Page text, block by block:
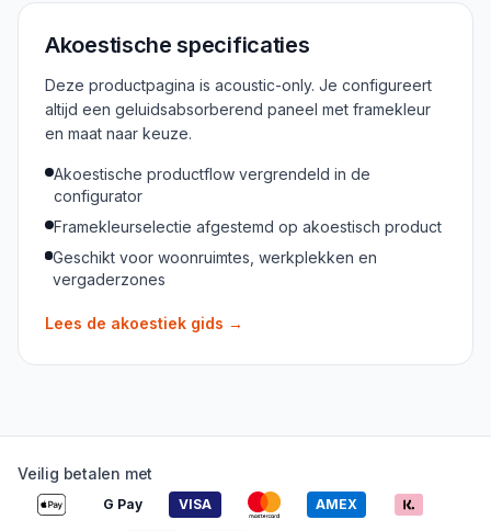
Akoestische specificaties
Deze productpagina is acoustic-only. Je configureert
altijd een geluidsabsorberend paneel met framekleur
en maat naar keuze.
Akoestische productflow vergrendeld in de
configurator
Framekleurselectie afgestemd op akoestisch product
Geschikt voor woonruimtes, werkplekken en
vergaderzones
Lees de akoestiek gids →
Veilig betalen met
G Pay VISA AMEX